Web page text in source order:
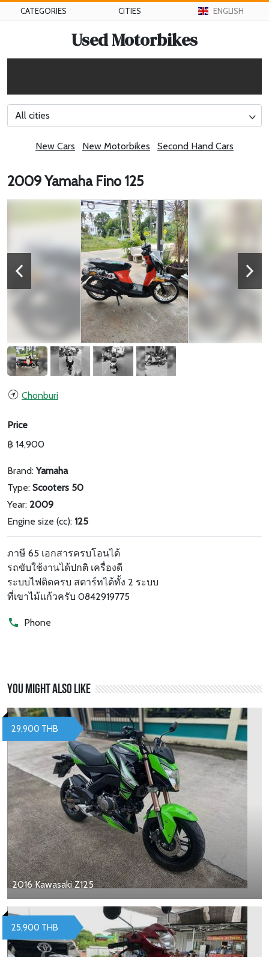
CATEGORIES CITIES ENGLISH
Used Motorbikes
All cities
New Cars New Motorbikes Second Hand Cars
2009 Yamaha Fino 125
Chonburi
Price
฿ 14,900
Brand:Yamaha
Type: Scooters 50
Year: 2009
Engine size (cc): 125
ภาษี 65 เอกสารครบโอนได้
รถขับใช้งานได้ปกติ เครื่องดี
ระบบไฟติดครบ สตาร์ทได้ทั้ง 2 ระบบ
ที่เขาไม้แก้วครับ 0842919775
Phone
You might also like
2016 Kawasaki Z125
29,900 THB
25,900 THB